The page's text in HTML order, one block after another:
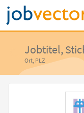
Jobtitel,
Ort, PLZ